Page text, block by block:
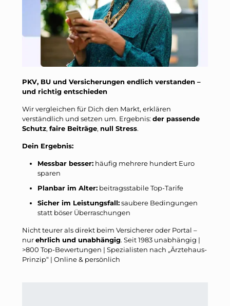
PKV, BU und Versicherungen endlich verstanden –
und richtig entschieden
Wir vergleichen für Dich den Markt, erklären
verständlich und setzen um. Ergebnis: der passende
Schutz, faire Beiträge, null Stress.
Dein Ergebnis:
Messbar besser: häufig mehrere hundert Euro
sparen
Planbar im Alter: beitragsstabile Top-Tarife
Sicher im Leistungsfall:saubere Bedingungen
statt böser Überraschungen
Nicht teurer als direkt beim Versicherer oder Portal –
nurehrlich und unabhängig. Seit 1983 unabhängig |
>800 Top-Bewertungen | Spezialisten nach „Ärztehaus-
Prinzip“ | Online & persönlich